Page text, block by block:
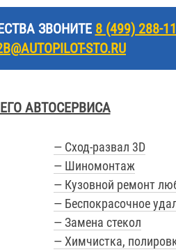
ЗВОНИТЕ 8 (499) 288-
STO.RU
АВТОСЕРВИСА
— Сход-развал 3D
— Шиномонтаж
— Кузовной ремонт
— Беспокрасочное
— Замена стекол
— Химчистка,